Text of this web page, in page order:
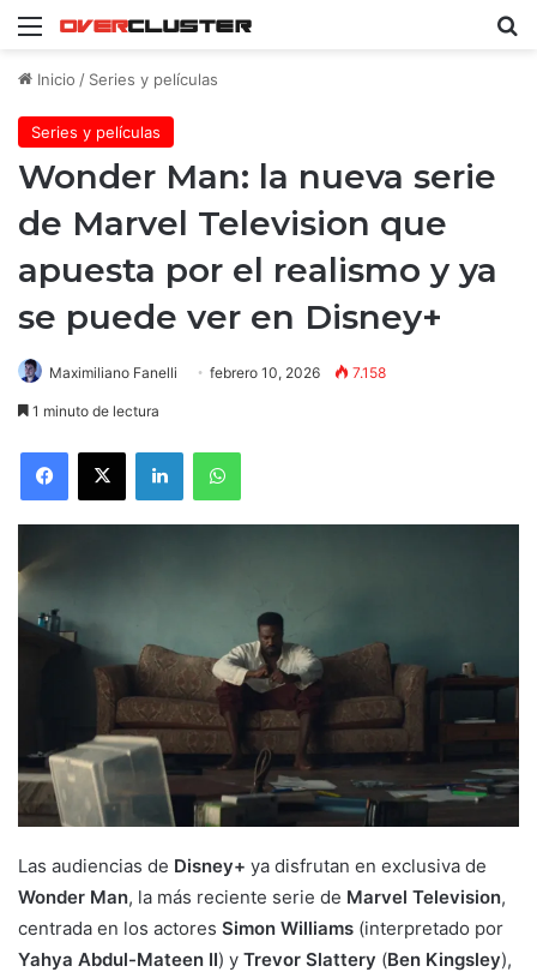
Menú
Inicio / Series y películas
Series y películas
Wonder Man: la nueva serie
de Marvel Television que
apuesta por el realismo y ya
se puede ver en Disney+
Maximiliano Fanelli febrero 10, 2026 7.158
1 minuto de lectura
Facebook
X LinkedInWhatsApp
Las audiencias de Disney+ ya disfrutan en exclusiva de
Wonder Man, la más reciente serie de Marvel Television,
centrada en los actores Simon Williams (interpretado por
Yahya Abdul-Mateen II) y Trevor Slattery (Ben Kingsley),